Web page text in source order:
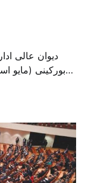
دیوان عالی
بورکینی (مایو
“جدا و به وضوح